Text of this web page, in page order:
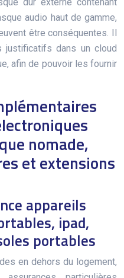
audio haut de gamme,
être conséquentes. Il
justificatifs dans un cloud
afin de pouvoir les fournir
nomade,
et extensions
appareils
ipad,
portables
en dehors du logement,